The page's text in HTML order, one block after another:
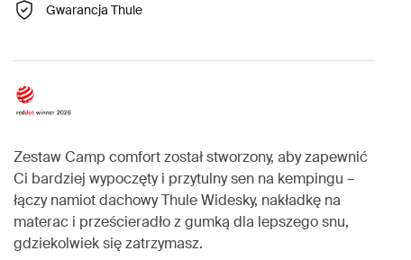
Gwarancja Thule
Zestaw Camp comfort został stworzony, aby zapewnić
Ci bardziej wypoczęty i przytulny sen na kempingu –
łączy namiot dachowy Thule Widesky, nakładkę na
materac i prześcieradło z gumką dla lepszego snu,
gdziekolwiek się zatrzymasz.